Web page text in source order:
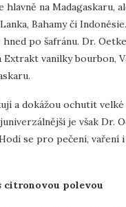
hlavně na
Bahamy či
po šafránu. Dr.
vanilky bourbon,
a dokážou ochutit
je však Dr.
se pro pečení,
citronovou polevou